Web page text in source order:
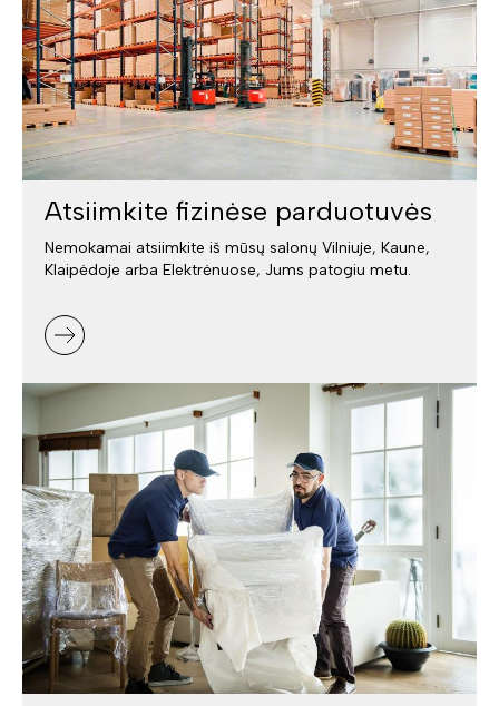
Atsiimkite fizinėse parduotuvės
Nemokamai atsiimkite iš mūsų salonų Vilniuje, Kaune,
Klaipėdoje arba Elektrėnuose, Jums patogiu metu.